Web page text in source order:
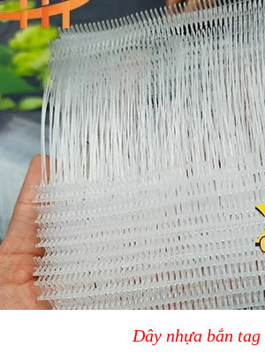
Dây nhựa bắn tag